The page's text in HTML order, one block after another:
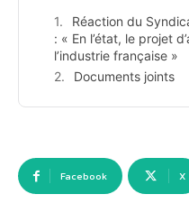
Réaction du
: « En l’état, le projet
l’industrie française »
Documents joints
Facebook X